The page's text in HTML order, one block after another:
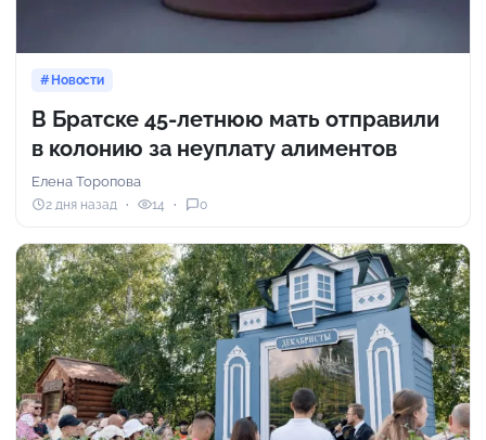
Новости
В Братске 45-летнюю мать отправили
в колонию за неуплату алиментов
Елена Торопова
2 дня назад 14 0